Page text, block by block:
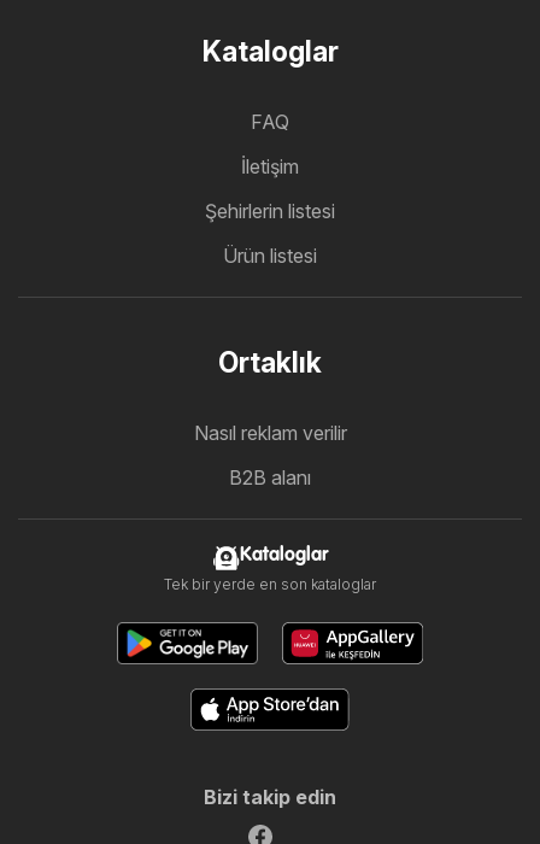
Kataloglar
FAQ
İletişim
Şehirlerin listesi
Ürün listesi
Ortaklık
Nasıl reklam verilir
B2B alanı
Kataloglar
Tek bir yerde en son kataloglar
Bizi takip edin